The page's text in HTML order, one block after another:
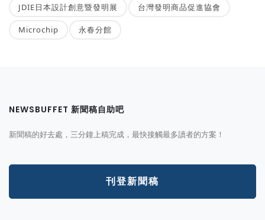
JDIE日本設計創意暨發明展 台灣發明商品促進協會
Microchip 永春分館
NEWSBUFFET 新聞稿自助吧
新聞稿的好去處，三分鐘上稿完成，最快接觸最多讀者的方案！
刊登新聞稿